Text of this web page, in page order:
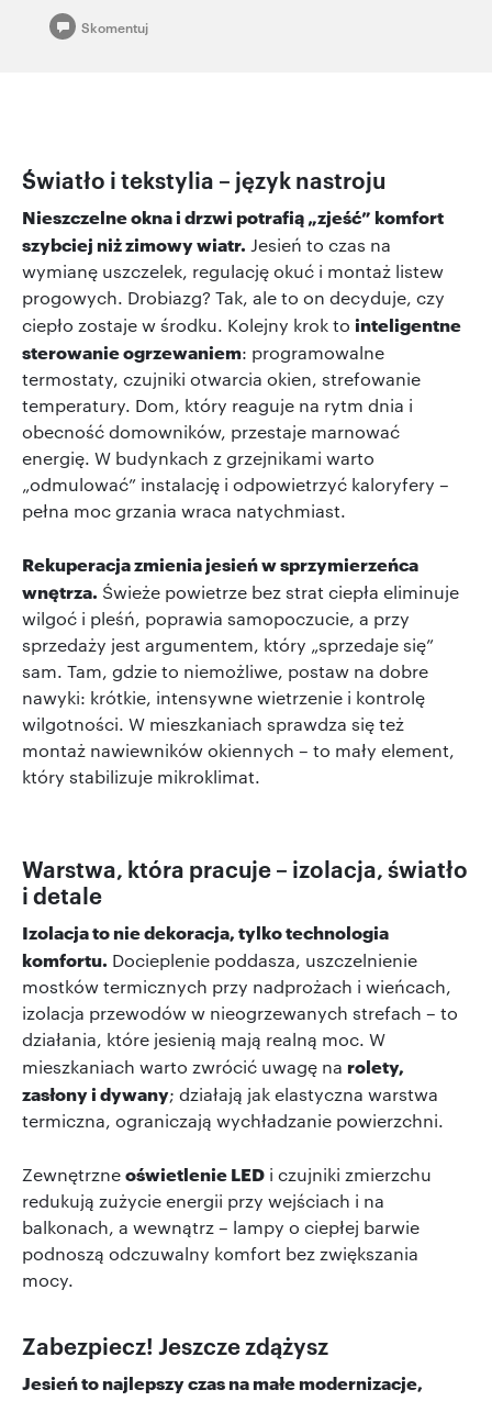
Skomentuj
Światło i tekstylia – język nastroju
Nieszczelne okna i drzwi potrafią „zjeść” komfort
szybciej niż zimowy wiatr. Jesień to czas na
wymianę uszczelek, regulację okuć i montaż listew
progowych. Drobiazg? Tak, ale to on decyduje, czy
ciepło zostaje w środku. Kolejny krok to inteligentne
sterowanie ogrzewaniem: programowalne
termostaty, czujniki otwarcia okien, strefowanie
temperatury. Dom, który reaguje na rytm dnia i
obecność domowników, przestaje marnować
energię. W budynkach z grzejnikami warto
„odmulować” instalację i odpowietrzyć kaloryfery –
pełna moc grzania wraca natychmiast.
Rekuperacja zmienia jesień w sprzymierzeńca
wnętrza. Świeże powietrze bez strat ciepła eliminuje
wilgoć i pleśń, poprawia samopoczucie, a przy
sprzedaży jest argumentem, który „sprzedaje się”
sam. Tam, gdzie to niemożliwe, postaw na dobre
nawyki: krótkie, intensywne wietrzenie i kontrolę
wilgotności. W mieszkaniach sprawdza się też
montaż nawiewników okiennych – to mały element,
który stabilizuje mikroklimat.
Warstwa, która pracuje – izolacja, światło
i detale
Izolacja to nie dekoracja, tylko technologia
komfortu. Docieplenie poddasza, uszczelnienie
mostków termicznych przy nadprożach i wieńcach,
izolacja przewodów w nieogrzewanych strefach – to
działania, które jesienią mają realną moc. W
mieszkaniach warto zwrócić uwagę na rolety,
zasłony i dywany; działają jak elastyczna warstwa
termiczna, ograniczają wychładzanie powierzchni.
Zewnętrzneoświetlenie LED i czujniki zmierzchu
redukują zużycie energii przy wejściach i na
balkonach, a wewnątrz – lampy o ciepłej barwie
podnoszą odczuwalny komfort bez zwiększania
mocy.
Zabezpiecz! Jeszcze zdążysz
Jesień to najlepszy czas na małe modernizacje,